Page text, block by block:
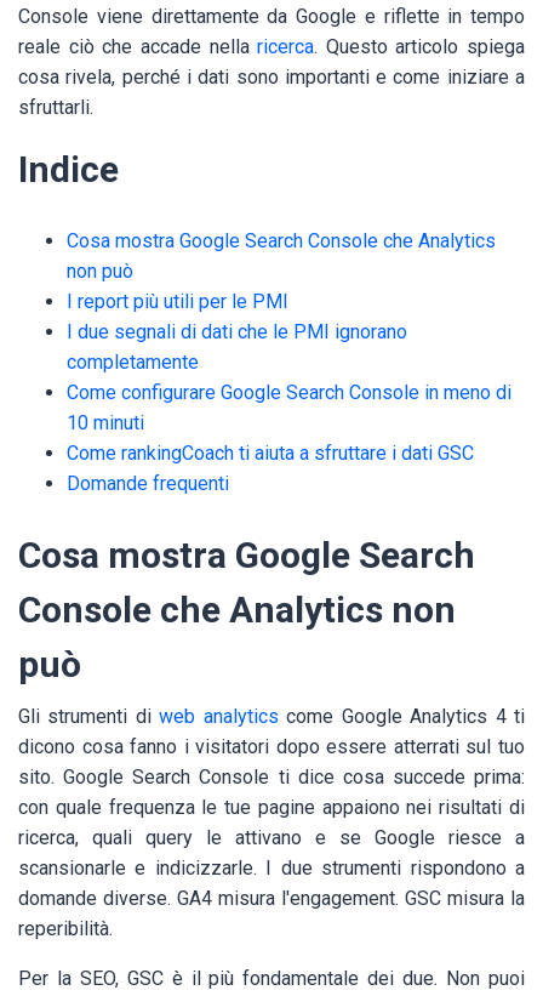
Console viene direttamente da Google e riflette in tempo
reale ciò che accade nellaricerca. Questo articolo spiega
cosa rivela, perché i dati sono importanti e come iniziare a
sfruttarli.
Indice
Cosa mostra Google Search Console che Analytics
non può
I report più utili per le PMI
I due segnali di dati che le PMI ignorano
completamente
Come configurare Google Search Console in meno di
10 minuti
Come rankingCoach ti aiuta a sfruttare i dati GSC
Domande frequenti
Cosa mostra Google Search
Console che Analytics non
può
Gli strumenti diweb analytics come Google Analytics 4 ti
dicono cosa fanno i visitatori dopo essere atterrati sul tuo
sito. Google Search Console ti dice cosa succede prima:
con quale frequenza le tue pagine appaiono nei risultati di
ricerca, quali query le attivano e se Google riesce a
scansionarle e indicizzarle. I due strumenti rispondono a
domande diverse. GA4 misura l'engagement. GSC misura la
reperibilità.
Per la SEO, GSC è il più fondamentale dei due. Non puoi